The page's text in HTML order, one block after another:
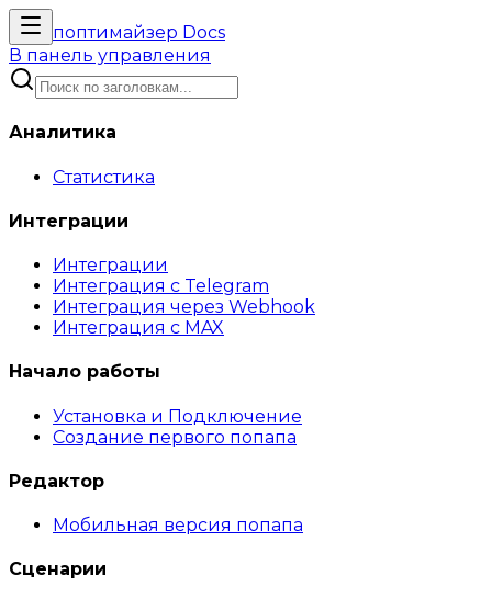
поптимайзер Docs
В панель управления
Аналитика
Статистика
Интеграции
Интеграции
Интеграция с Telegram
Интеграция через Webhook
Интеграция с MAX
Начало работы
Установка и Подключение
Создание первого попапа
Редактор
Мобильная версия попапа
Сценарии